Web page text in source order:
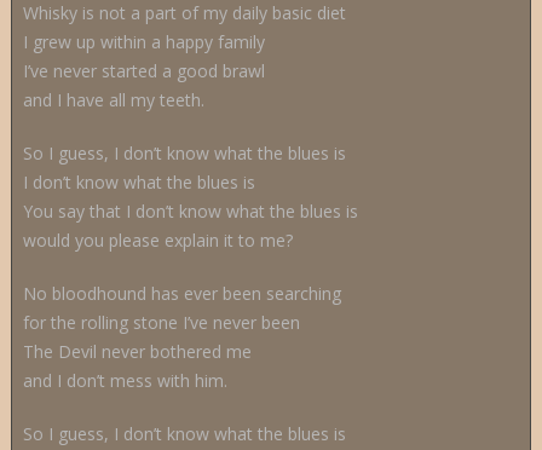
Whisky is not a part of my daily basic diet
I grew up within a happy family
I’ve never started a good brawl
and I have all my teeth.
So I guess, I don’t know what the blues is
I don’t know what the blues is
You say that I don’t know what the blues is
would you please explain it to me?
No bloodhound has ever been searching
for the rolling stone I’ve never been
The Devil never bothered me
and I don’t mess with him.
So I guess, I don’t know what the blues is